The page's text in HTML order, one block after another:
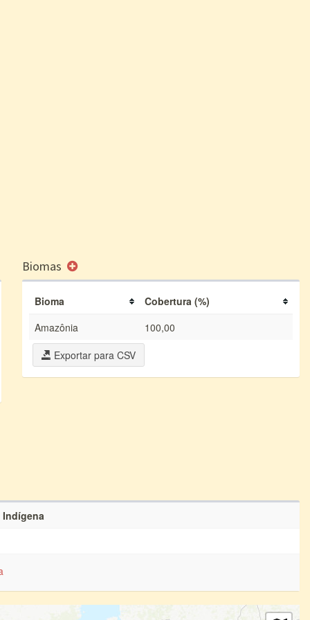
Biomas
Bioma
Cobertura (%)
Amazônia
100,00
Exportar para CSV
Indígena